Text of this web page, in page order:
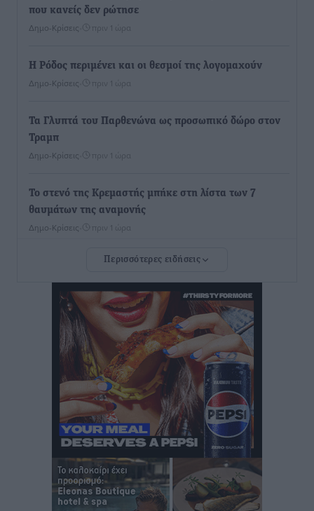
που κανείς δεν ρώτησε
Δημο-Κρίσεις πριν 1 ώρα
Η Ρόδος περιμένει και οι θεσμοί της λογομαχούν
Δημο-Κρίσεις πριν 1 ώρα
Τα Γλυπτά του Παρθενώνα ως προσωπικό δώρο στον
Τραμπ
Δημο-Κρίσεις πριν 1 ώρα
Το στενό της Κρεμαστής μπήκε στη λίστα των 7
θαυμάτων της αναμονής
Δημο-Κρίσεις πριν 1 ώρα
ΣΕΤΕ: Σημαντική θεσμική εξέλιξη η ΚΥΑ για το ΕΧΠ
για τον τουρισμό
Ειδήσεις• πριν 2 ώρες
Γ. Χατζημάρκος: “Δύο μεγάλες δεσμεύσεις
Γεωργιάδη” – Κίνητρα για τους γιατρούς των νησιών
και συνεργασία Ρόδου με το Αττικόν για το
Ακτινοθεραπευτικό
Τοπικές Ειδήσεις• πριν 2 ώρες
Σούπερ μάρκετ: Διευρύνεται η εθνική πρωτοβουλία
για τις τιμές – Eρχονται νέες συμμετοχές εταιρειών
Ειδήσεις• πριν 2 ώρες
Περισσότερες ειδήσεις